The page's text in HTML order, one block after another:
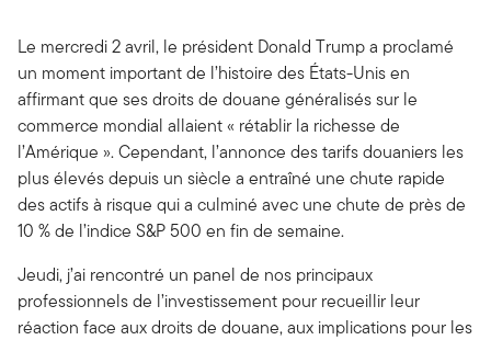
Le mercredi 2 avril, le président Donald Trump a proclamé
un moment important de l’histoire des États-Unis en
affirmant que ses droits de douane généralisés sur le
commerce mondial allaient « rétablir la richesse de
l’Amérique ». Cependant, l’annonce des tarifs douaniers les
plus élevés depuis un siècle a entraîné une chute rapide
des actifs à risque qui a culminé avec une chute de près de
10 % de l’indice S&P 500 en fin de semaine.
Jeudi, j’ai rencontré un panel de nos principaux
professionnels de l’investissement pour recueillir leur
réaction face aux droits de douane, aux implications pour les